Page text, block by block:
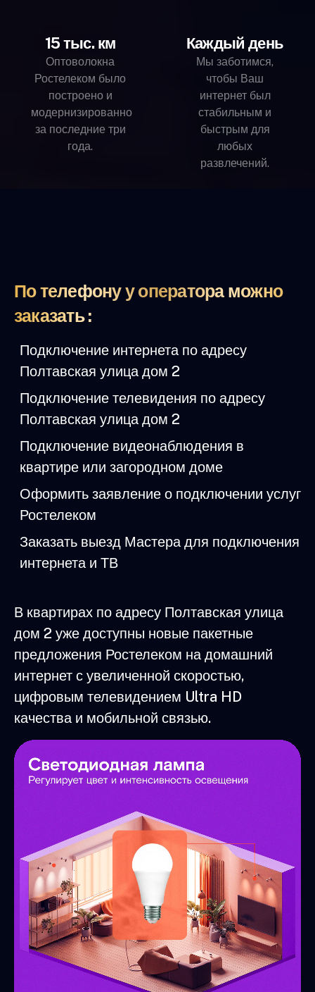
15 тыс. км
Оптоволокна
Ростелеком было
построено и
модернизированно
за последние три
года.
Каждый день
Мы заботимся,
чтобы Ваш
интернет был
стабильным и
быстрым для
любых
развлечений.
По телефону у оператора можно
заказать :
Подключение интернета по адресу
Полтавская улица дом 2
Подключение телевидения по адресу
Полтавская улица дом 2
Подключение видеонаблюдения в
квартире или загородном доме
Оформить заявление о подключении услуг
Ростелеком
Заказать выезд Мастера для подключения
интернета и ТВ
В квартирах по адресу Полтавская улица
дом 2 уже доступны новые пакетные
предложения Ростелеком на домашний
интернет с увеличенной скоростью,
цифровым телевидением Ultra HD
качества и мобильной связью.